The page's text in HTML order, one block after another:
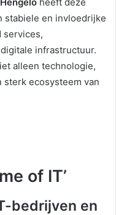
stabiele en invloedrijke
services,
infrastructuur.
alleen technologie,
sterk ecosysteem van
of IT’
bedrijven en